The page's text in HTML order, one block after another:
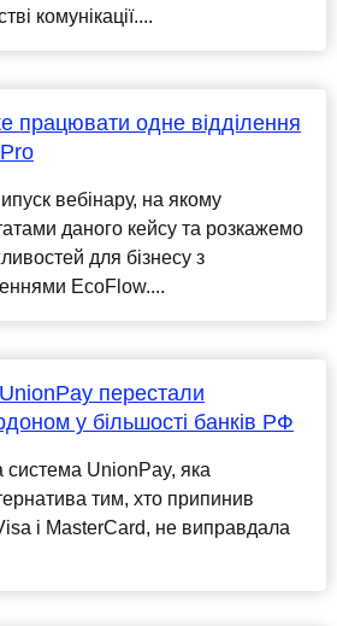
комунікації....
працювати одне відділення
вебінару, на якому
даного кейсу та розкажемо
для бізнесу з
EcoFlow....
UnionPay перестали
у більшості банків РФ
система UnionPay, яка
тим, хто припинив
і MasterCard, не виправдала